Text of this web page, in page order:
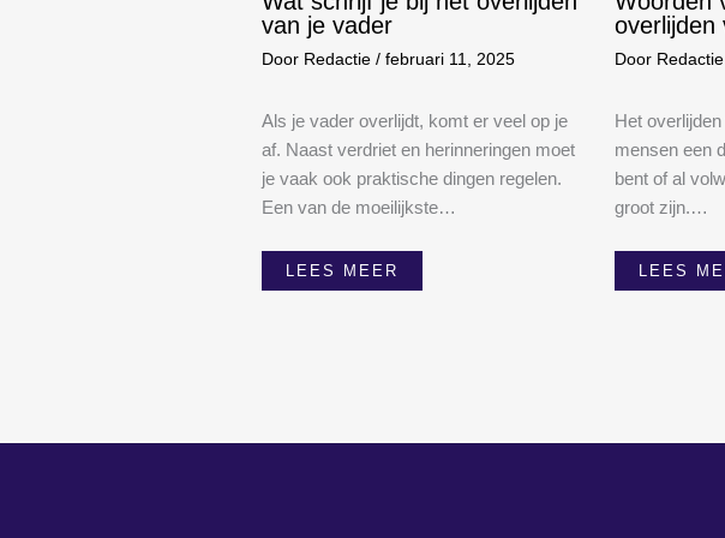
van je vader
Door Redactie / februari 11, 2025
Als je vader overlijdt, komt er veel op je
af. Naast verdriet en herinneringen moet
je vaak ook praktische dingen regelen.
Een van de moeilijkste…
LEES MEER
overlijden
Door
Het
mensen een
bent of al
groot zijn.…
LEES